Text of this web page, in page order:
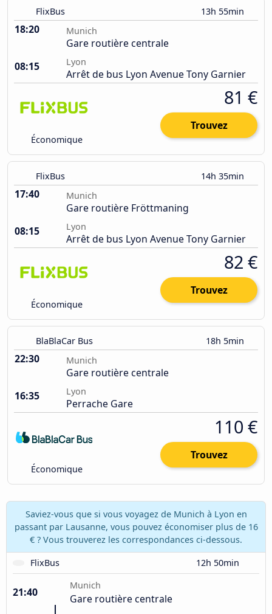
FlixBus 13h 55min
18:20 Munich
Gare routière centrale
08:15
Lyon
Arrêt de bus Lyon Avenue Tony Garnier
Économique
81 €
Trouvez
FlixBus 14h 35min
17:40 Munich
Gare routière Fröttmaning
08:15
Lyon
Arrêt de bus Lyon Avenue Tony Garnier
Économique
82 €
Trouvez
BlaBlaCar Bus 18h 5min
22:30 Munich
Gare routière centrale
16:35
Lyon
Perrache Gare
Économique
110 €
Trouvez
Saviez-vous que si vous voyagez de Munich à Lyon en
passant par Lausanne, vous pouvez économiser plus de 16
€ ? Vous trouverez les correspondances ci-dessous.
FlixBus
12h 50min
21:40
Munich
Gare routière centrale